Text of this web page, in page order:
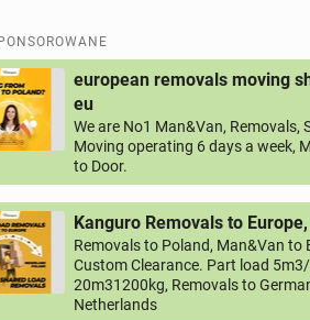
european removals moving
eu
We are No1 Man&Van, Removals,
Moving operating 6 days a week,
to Door.
Kanguro Removals to
Removals to Poland, Man&Van to
Custom Clearance. Part load
20m31200kg, Removals to
Netherlands